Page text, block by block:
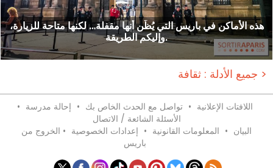
هذه الأماكن في باريس التي يُظَن أنها مقفلة… لكنها متاحة للزيارة،
وإليكم الطريقة.
جميع الأدلة : ثقافة >
اللافتات الإعلانية • تواصل مع الحدث الخاص بك • إحالة مدرسة •
الأسئلة الشائعة / الاتصال
البيان • المعلومات القانونية • إعدادات الخصوصية • الخروج من
باريس